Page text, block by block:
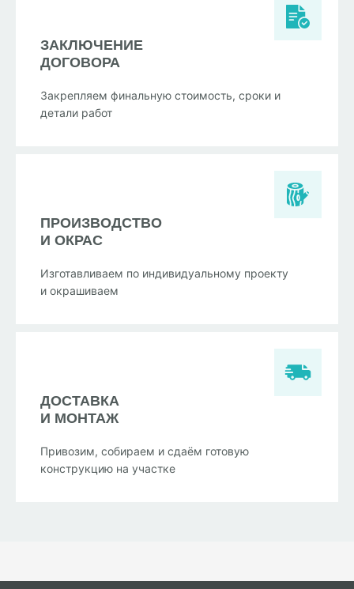
ЗАКЛЮЧЕНИЕ
ДОГОВОРА
Закрепляем финальную стоимость, сроки и
детали работ
ПРОИЗВОДСТВО
И ОКРАС
Изготавливаем по индивидуальному проекту
и окрашиваем
ДОСТАВКА
И МОНТАЖ
Привозим, собираем и сдаём готовую
конструкцию на участке